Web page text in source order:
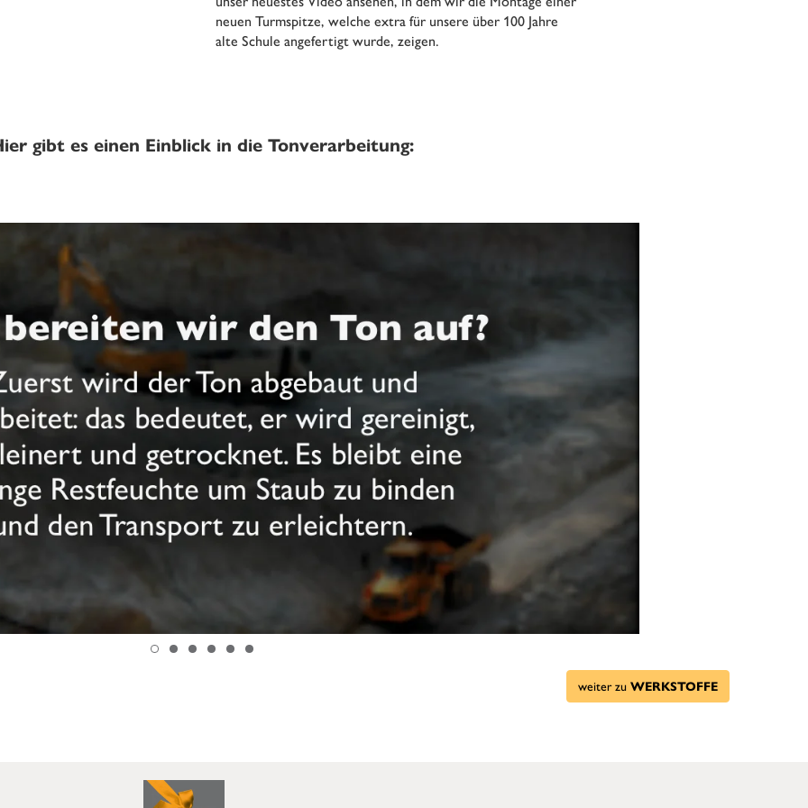
neuen Turmspitze, welche extra für unsere über 100 Jahre
alte Schule angefertigt wurde, zeigen.
gibt es einen Einblick in die Tonverarbeitung:
weiter zu WERKSTOFFE